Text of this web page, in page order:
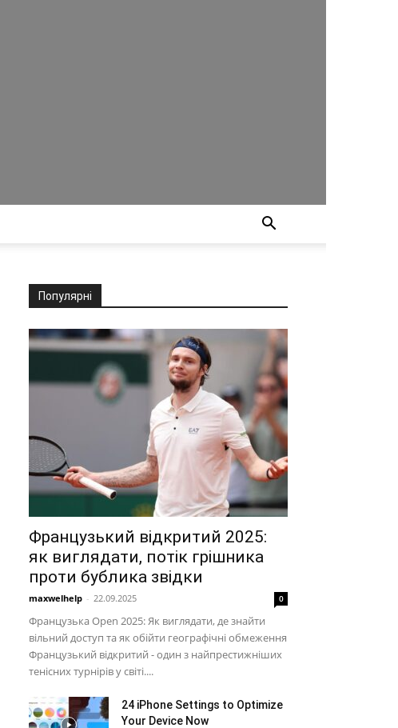
Популярні
Французький відкритий 2025:
як виглядати, потік грішника
проти бублика звідки
maxwelhelp - 22.09.2025 0
Французька Open 2025: Як виглядати, де знайти
вільний доступ та як обійти географічні обмеження
Французький відкритий - один з найпрестижніших
тенісних турнірів у світі....
24 iPhone Settings to Optimize
Your Device Now